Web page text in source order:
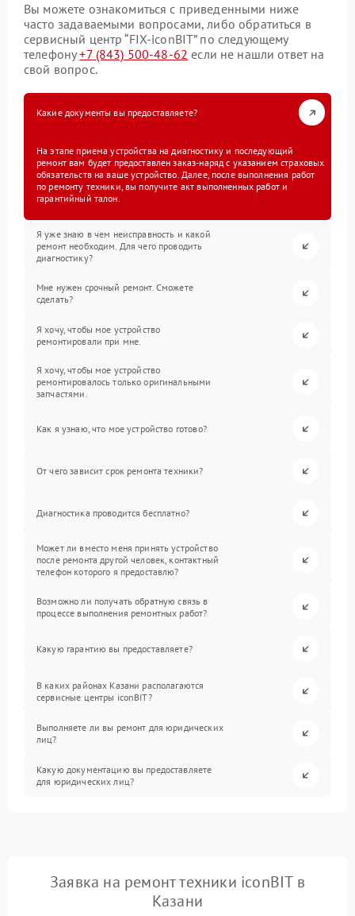
Вы можете ознакомиться с приведенными ниже
часто задаваемыми вопросами, либо обратиться в
сервисный центр “FIX-iconBIT” по следующему
телефону+7 (843) 500-48-62 если не нашли ответ на
свой вопрос.
Какие документы вы предоставляете?
На этапе приема устройства на диагностику и последующий
ремонт вам будет предоставлен заказ-наряд с указанием страховых
обязательств на ваше устройство. Далее, после выполнения работ
по ремонту техники, вы получите акт выполненных работ и
гарантийный талон.
Я уже знаю в чем неисправность и какой
ремонт необходим. Для чего проводить
диагностику?
Мне нужен срочный ремонт. Сможете
сделать?
Я хочу, чтобы мое устройство
ремонтировали при мне.
Я хочу, чтобы мое устройство
ремонтировалось только оригинальными
запчастями.
Как я узнаю, что мое устройство готово?
От чего зависит срок ремонта техники?
Диагностика проводится бесплатно?
Может ли вместо меня принять устройство
после ремонта другой человек, контактный
телефон которого я предоставлю?
Возможно ли получать обратную связь в
процессе выполнения ремонтных работ?
Какую гарантию вы предоставляете?
В каких районах Казани располагаются
сервисные центры iconBIT?
Выполняете ли вы ремонт для юридических
лиц?
Какую документацию вы предоставляете
для юридических лиц?
Заявка на ремонт техники iconBIT в
Казани